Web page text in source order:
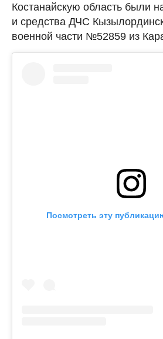
Костанайскую область были
и средства ДЧС
военной части №52859 из
Посмотреть эту